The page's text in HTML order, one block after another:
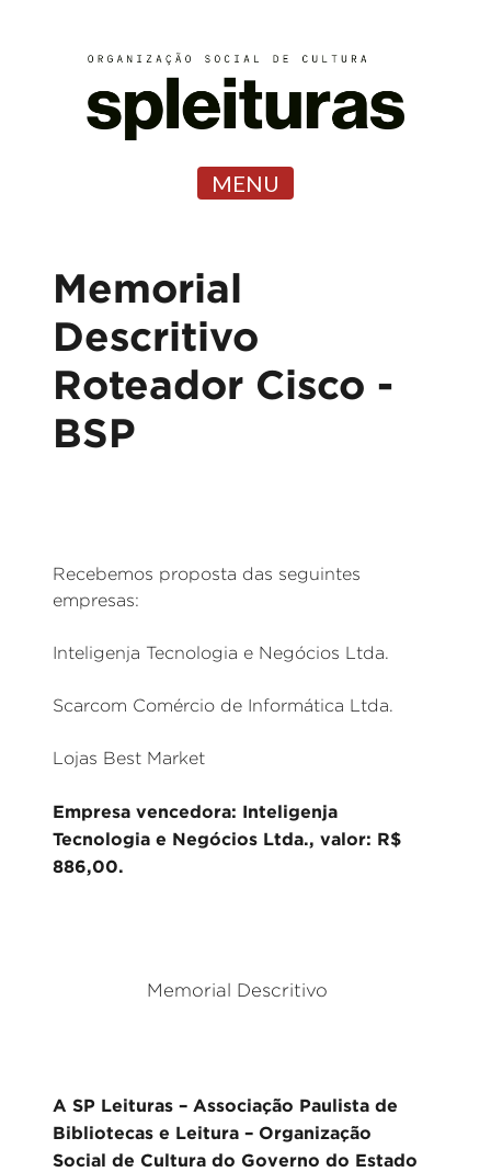
MENU
Memorial
Descritivo
Roteador Cisco -
BSP
Recebemos proposta das seguintes
empresas:
Inteligenja Tecnologia e Negócios Ltda.
Scarcom Comércio de Informática Ltda.
Lojas Best Market
Empresa vencedora: Inteligenja
Tecnologia e Negócios Ltda., valor: R$
886,00.
Memorial Descritivo
A SP Leituras – Associação Paulista de
Bibliotecas e Leitura – Organização
Social de Cultura do Governo do Estado